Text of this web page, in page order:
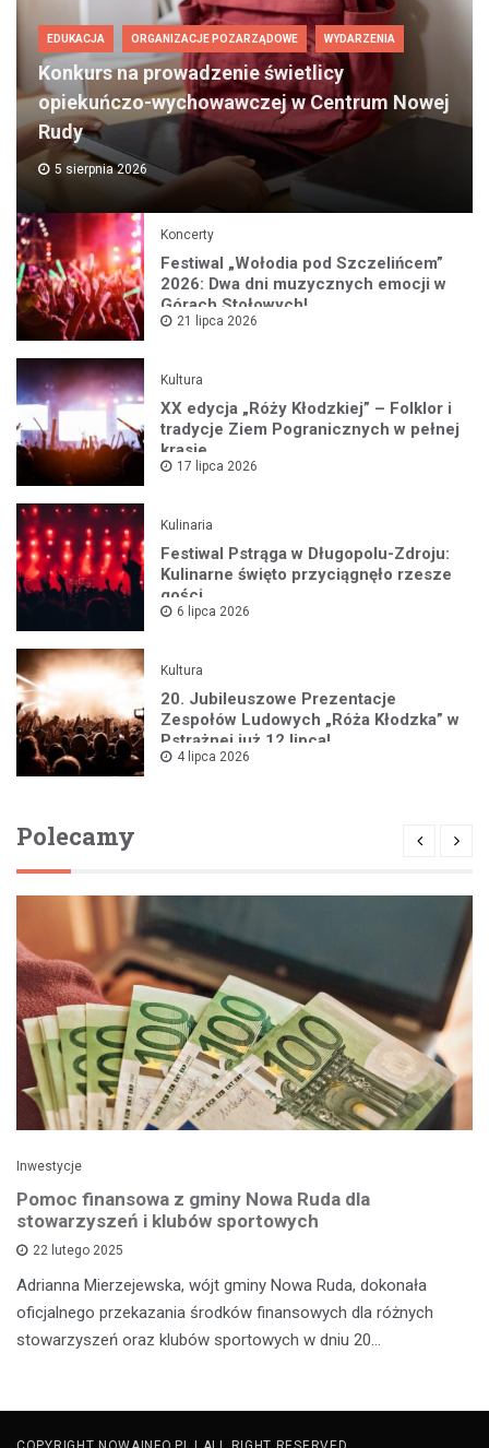
EDUKACJA ORGANIZACJE POZARZĄDOWE WYDARZENIA
Konkurs na prowadzenie świetlicy
opiekuńczo-wychowawczej w Centrum Nowej
Rudy
5 sierpnia 2026
Koncerty
Festiwal „Wołodia pod Szczelińcem”
2026: Dwa dni muzycznych emocji w
Górach Stołowych!
21 lipca 2026
Kultura
XX edycja „Róży Kłodzkiej” – Folklor i
tradycje Ziem Pogranicznych w pełnej
krasie
17 lipca 2026
Kulinaria
Festiwal Pstrąga w Długopolu-Zdroju:
Kulinarne święto przyciągnęło rzesze
gości
6 lipca 2026
Kultura
20. Jubileuszowe Prezentacje
Zespołów Ludowych „Róża Kłodzka” w
Pstrążnej już 12 lipca!
4 lipca 2026
Polecamy
Inwestycje
Pomoc finansowa z gminy Nowa Ruda dla
stowarzyszeń i klubów sportowych
22 lutego 2025
Adrianna Mierzejewska, wójt gminy Nowa Ruda, dokonała
oficjalnego przekazania środków finansowych dla różnych
stowarzyszeń oraz klubów sportowych w dniu 20…